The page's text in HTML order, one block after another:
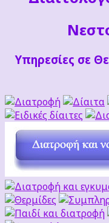
Υπηρεσίες σε